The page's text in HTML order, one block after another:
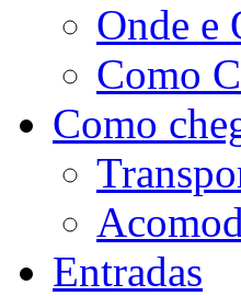
Onde e
Como
Como
Entradas